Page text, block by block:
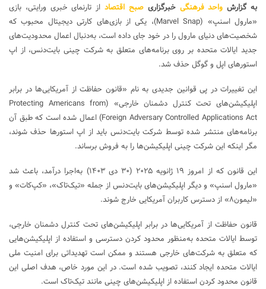
به گزارش واحد فرهنگی خبرگزاریصبح اقتصاداز تارنمای خبری ورایتی، بازی
«مارول اسنپ» (Marvel Snap)، یکی از بازی‌های کارتی دیجیتال محبوب که
شخصیت‌های دنیای مارول را در خود جای داده است، به‌دنبال اعمال محدودیت‌های
جدید ایالات متحده بر روی برنامه‌های متعلق به شرکت چینی بایت‌دنس، از اپ
استورهای اپل و گوگل حذف شد.
این تغییرات در پی قوانین جدیدی به نام «قانون حفاظت از آمریکایی‌ها در برابر
اپلیکیشن‌های تحت کنترل دشمنان خارجی» (Protecting Americans from
Foreign Adversary Controlled Applications Act) اعمال شده است که طبق آن
برنامه‌های منتشر شده توسط شرکت بایت‌دنس باید از اپ استورها حذف شوند،
مگر اینکه این شرکت چینی اپلیکیشن‌ها را به فروش برساند.
این قانون که از امروز ۱۹ ژانویه ۲۰۲۵ (۳۰ دی ۱۴۰۳) به‌اجرا درآمد، باعث شد
«مارول اسنپ» و دیگر اپلیکیشن‌های بایت‌دنس از جمله «تیک‌تاک»، «کپ‌کات» و
«لیمون۸» از دسترس کاربران آمریکایی خارج شوند.
قانون حفاظت از آمریکایی‌ها در برابر اپلیکیشن‌های تحت کنترل دشمنان خارجی،
توسط ایالات متحده به‌منظور محدود کردن دسترسی و استفاده از اپلیکیشن‌هایی
که متعلق به شرکت‌های خارجی هستند و ممکن است تهدیداتی برای امنیت ملی
ایالات متحده ایجاد کنند، تصویب شده است. در این مورد خاص، هدف اصلی این
قانون محدود کردن استفاده از اپلیکیشن‌های چینی مانند تیک‌تاک است.